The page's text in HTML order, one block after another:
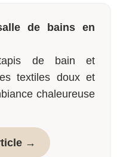
de bains en
tapis de bain et
textiles doux et
chaleureuse
→